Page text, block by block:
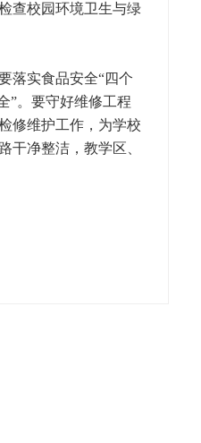
查校园环境卫生与绿
落实食品安全“四个
”。要守好维修工程
修维护工作，为学校
干净整洁，教学区、